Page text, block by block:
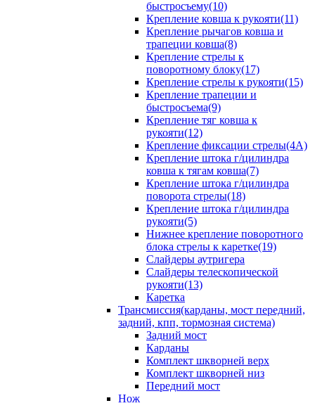
быстросъему(10)
Крепление ковша к рукояти(11)
Крепление рычагов ковша и
трапеции ковша(8)
Крепление стрелы к
поворотному блоку(17)
Крепление стрелы к рукояти(15)
Крепление трапеции и
быстросъема(9)
Крепление тяг ковша к
рукояти(12)
Крепление фиксации стрелы(4A)
Крепление штока г/цилиндра
ковша к тягам ковша(7)
Крепление штока г/цилиндра
поворота стрелы(18)
Крепление штока г/цилиндра
рукояти(5)
Нижнее крепление поворотного
блока стрелы к каретке(19)
Слайдеры аутригера
Слайдеры телескопической
рукояти(13)
Каретка
Трансмиссия(карданы, мост передний,
задний, кпп, тормозная система)
Задний мост
Карданы
Комплект шкворней верх
Комплект шкворней низ
Передний мост
Нож